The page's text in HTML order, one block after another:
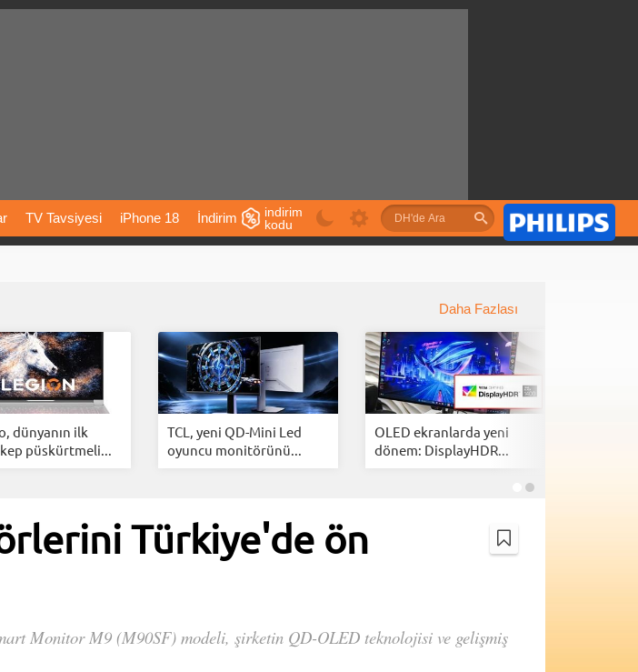
TV Tavsiyesi iPhone 18 İndirim
Çöktü Mü
indirim
kodu
Daha Fazlası
dünyanın ilk
püskürtmeli...
TCL, yeni QD-Mini Led
oyuncu monitörünü...
OLED ekranlarda yeni
dönem: DisplayHDR...
Türkiye'de ön
Monitor M9 (M90SF) modeli, şirketin QD-OLED teknolojisi ve gelişmiş